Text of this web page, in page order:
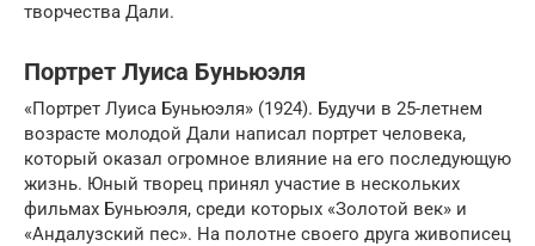
творчества Дали.
Портрет Луиса Буньюэля
«Портрет Луиса Буньюэля» (1924). Будучи в 25-летнем
возрасте молодой Дали написал портрет человека,
который оказал огромное влияние на его последующую
жизнь. Юный творец принял участие в нескольких
фильмах Буньюэля, среди которых «Золотой век» и
«Андалузский пес». На полотне своего друга живописец